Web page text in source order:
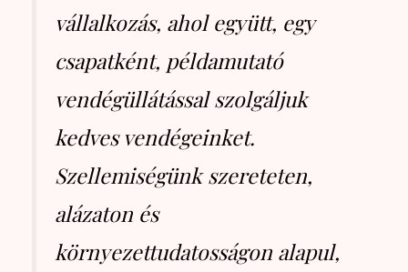
vállalkozás, ahol együtt, egy
csapatként, példamutató
vendégüllátással szolgáljuk
kedves vendégeinket.
Szellemiségünk szereteten,
alázaton és
környezettudatosságon alapul,